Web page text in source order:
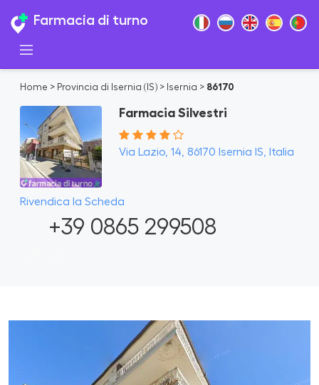
Farmacia di turno
Home > Provincia di Isernia (IS) > Isernia > 86170
Farmacia Silvestri
Via Lazio, 14, 86170 Isernia IS, Italia
Rivendica la Scheda
+39 0865 299508